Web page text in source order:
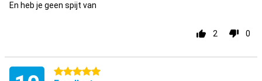
En heb je geen spijt van
2 0
5 étoiles